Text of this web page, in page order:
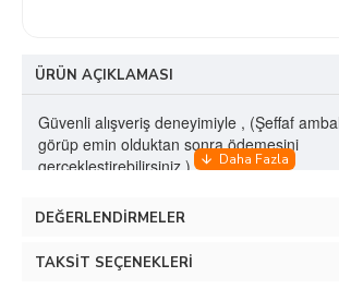
ÜRÜN AÇIKLAMASI
Güvenli alışveriş deneyimiyle , (Şeffaf
görüp emin olduktan sonra ödemesini
gerçekleştirebilirsiniz.)
Tam kalıptır, gönül rahatlığıyla kendi
Sipariş verdiğiniz takdirde 1-3 gün
DEĞERLENDIRMELER
TAKSIT SEÇENEKLERI